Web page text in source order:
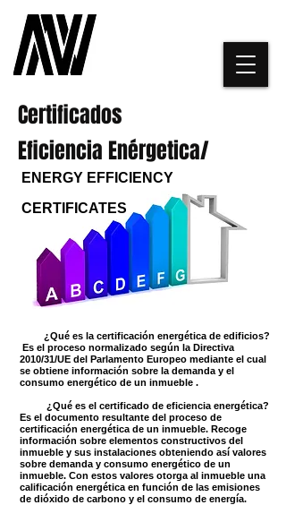
Certificados
Eficiencia Enérgetica/
ENERGY EFFICIENCY
CERTIFICATES
¿Qué es la certificación energética de edificios?
Es el proceso normalizado según la Directiva
2010/31/UE del Parlamento Europeo mediante el cual
se obtiene información sobre la demanda y el
consumo energético de un inmueble .
¿Qué es el certificado de eficiencia energética?
Es el documento resultante del proceso de
certificación energética de un inmueble. Recoge
información sobre elementos constructivos del
inmueble y sus instalaciones obteniendo así valores
sobre demanda y consumo energético de un
inmueble. Con estos valores otorga al inmueble una
calificación energética en función de las emisiones
de dióxido de carbono y el consumo de energía.